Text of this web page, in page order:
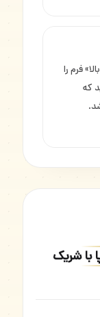
فرم را
که
با شریک